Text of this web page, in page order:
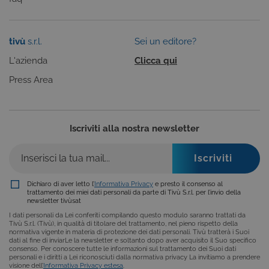
tivù s.r.l.
L'azienda
Press Area
Sei un editore?
Clicca qui
Iscriviti alla nostra newsletter
Dichiaro di aver letto l’Informativa Privacy e presto il consenso al
trattamento dei miei dati personali da parte di Tivù S.r.l. per l’invio della
newsletter tivùsat
I dati personali da Lei conferiti compilando questo modulo saranno trattati da
Tivù S.r.l. (Tivù), in qualità di titolare del trattamento, nel pieno rispetto della
normativa vigente in materia di protezione dei dati personali. Tivù tratterà i Suoi
dati al fine di inviarLe la newsletter e soltanto dopo aver acquisito il Suo specifico
consenso. Per conoscere tutte le informazioni sul trattamento dei Suoi dati
personali e i diritti a Lei riconosciuti dalla normativa privacy La invitiamo a prendere
visione dell’Informativa Privacy estesa
mantenere
dal server.
CookieScriptConsent
6 mesi
Questo
viene
servizio
Cookie-
ricordare le
preferenze
consenso sui
cookie dei
visitatori. È
necessario